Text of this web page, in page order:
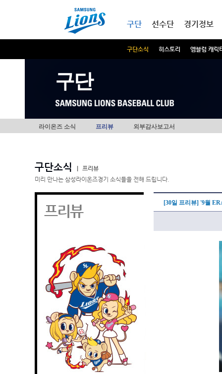
구단
구단소식 히스토리 엠블럼 캐릭
선수단 경기정보
구단
라이온즈 소식 프리뷰 외부감사보고서
구단소식
프리뷰
미리 만나는 삼성라이온즈경기 소식들을 전해 드립니다.
프리뷰 [30일 프리뷰] '9월